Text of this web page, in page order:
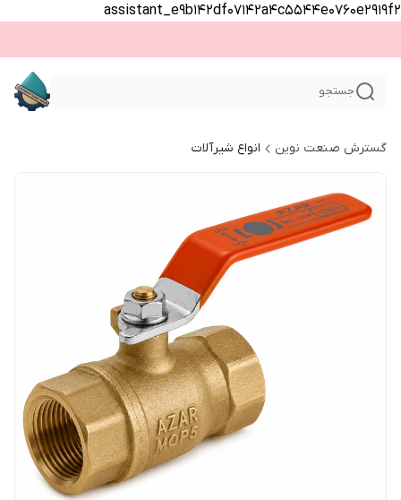
assistant_e9b142df07142a4c5544e0760e2919f2
جستجو
گسترش صنعت نوین انواع شیرآلات